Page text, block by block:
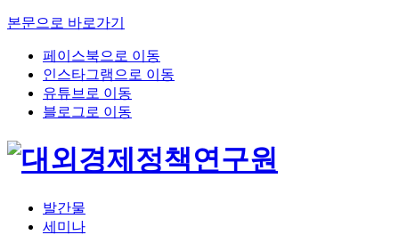
본문으로 바로가기
페이스북으로 이동
인스타그램으로 이동
유튜브로 이동
블로그로 이동
발간물
세미나